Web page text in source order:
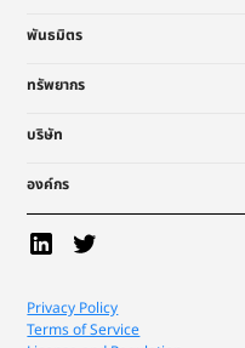
พันธมิตร
ทรัพยากร
บริษัท
องค์กร
Privacy Policy
Terms of Service